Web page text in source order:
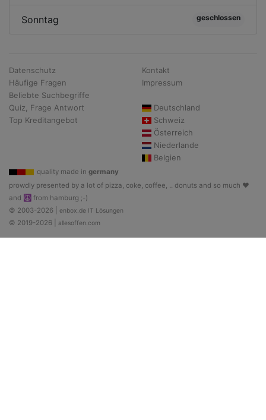
Sonntag geschlossen
Datenschutz
Häufige Fragen
Beliebte Suchbegriffe
Quiz, Frage Antwort
Top Kreditangebot
Kontakt
Impressum
Deutschland
Schweiz
Österreich
Niederlande
Belgien
quality made in germany
prowdly presented by a lot of pizza, coke, coffee, .. donuts and so much ♥
and ☮ from hamburg ;-)
© 2003-2026 | enbox.de IT Lösungen
© 2019-2026 | allesoffen.com